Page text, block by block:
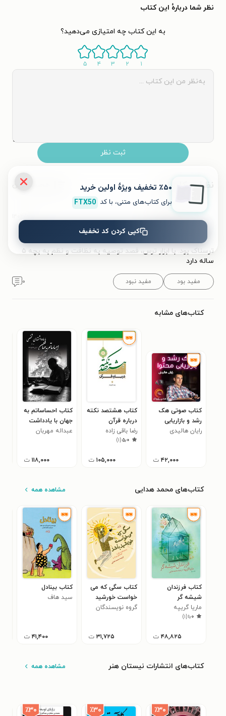
نظر شما دربارهٔ این کتاب
به این کتاب چه امتیازی می‌دهید؟
۱ ۲ ۳ ۴ ۵
ثبت نظر
نظرات کاربران محبوب‌ترین
توصیه نمی‌کنم.
ترسناک بود. با ابزار ترس، قصد توصیه به نظافت و نظم به بچه ۵
ساله دارد
مفید بود مفید نبود ۰
کتاب‌های مشابه
کتاب صوتی هک
رشد و بازاریابی
محتوا
رایان هالیدی
۴۲,۰۰۰ ت
کتاب هشتصد نکته
درباره قرآن
رضا باقی زاده
۵٫۰(۱)
۱۰۵,۰۰۰ ت
کتاب احساساتم به
جهان با یادداشت
های شخصی (جلد
عبداله مهربان
۱۱۸,۰۰۰ ت
کتاب‌های محمد هدایی مشاهده همه
کتاب فرزندان
شیشه گر
ماریا گریپه
۱٫۰(۱)
۴۸,۸۲۵ ت
کتاب سگی که می
خواست خورشید
باشد
گروه نویسندگان
۳۱,۷۲۵ ت
کتاب بینادل
سید هاف
۴۱,۴۰۰ ت
کتاب‌های انتشارات نیستان هنر مشاهده همه
٪۳۰ ٪۳۰ ٪۳۰
٪۵۰ تخفیف ویژۀ اولین خرید
برای کتاب‌های متنی، با کد FTX50
کپی کردن کد تخفیف